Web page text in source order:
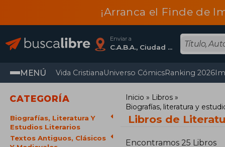
¡Arranca el Finde de
Enviar a
C.A.B.A., Ciudad Autónoma De Buenos Aires
MENÚ Vida CristianaUniverso CómicsRanking 2026
CATEGORÍA
Biografías, Literatura Y
Estudios Literarios
Textos Antiguos, Clásicos
Inicio
Libros
Biografías, literatura y
Libros de
Encontramos 25 Libros